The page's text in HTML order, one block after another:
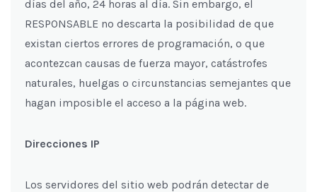
días del año, 24 horas al día. Sin embargo, el
RESPONSABLE no descarta la posibilidad de que
existan ciertos errores de programación, o que
acontezcan causas de fuerza mayor, catástrofes
naturales, huelgas o circunstancias semejantes que
hagan imposible el acceso a la página web.
Direcciones IP
Los servidores del sitio web podrán detectar de